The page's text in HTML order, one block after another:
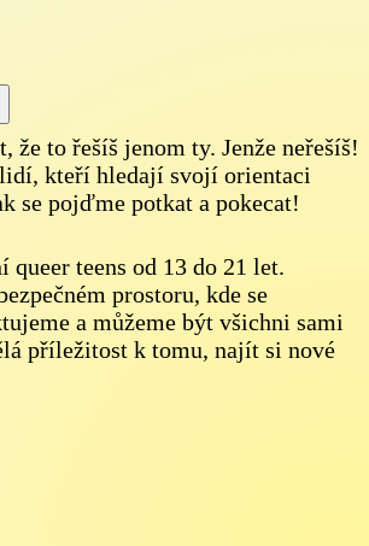
že to řešíš jenom ty. Jenže neřešíš!
kteří hledají svojí orientaci
se pojďme potkat a pokecat!
queer teens od 13 do 21 let.
prostoru, kde se
a můžeme být všichni sami
příležitost k tomu, najít si nové